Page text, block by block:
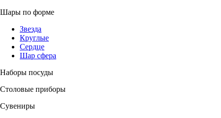
Шары по форме
Звезда
Круглые
Сердце
Шар сфера
Наборы посуды
Столовые приборы
Сувениры